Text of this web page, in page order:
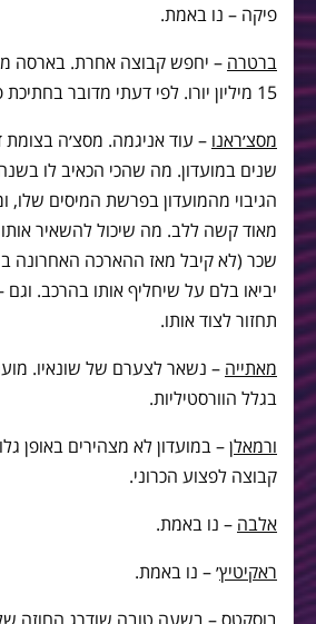
פיקה – נו באמת.
ברטרה
15 מיליון יורו. לפי דעתי מדובר בחתיכת פספוס.
מסצ׳ראנו
שנים במועדון. מה שהכי הכאיב לו
הגיבוי מהמועדון בפרשת המיסים שלו,
מאוד קשה ללב. מה שיכול להשאיר אותו
יביאו בלם על שיחליף אותו בהרכב.
תחזור לצוד אותו.
מאתייה – נשאר לצערם של שונאיו.
בגלל הוורסטיליות.
ורמאלן– במועדון לא מצהירים באופן
קבוצה לפצוע הכרוני.
אלבה – נו באמת.
ראקיטיץ׳ – נו באמת.
בוסקטס– בשעה טובה שודרג החוזה